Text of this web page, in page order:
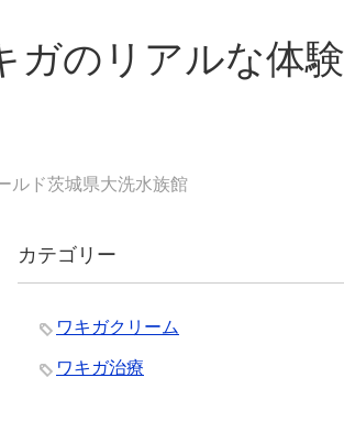
ガのリアルな体験
ルド茨城県大洗水族館
カテゴリー
ワキガクリーム
ワキガ治療